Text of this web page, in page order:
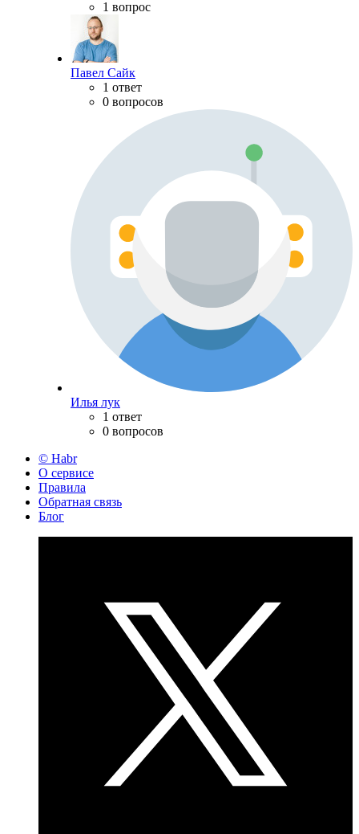
1 вопрос
Павел Сайк
1 ответ
0 вопросов
Илья лук
1 ответ
0 вопросов
© Habr
О сервисе
Правила
Обратная связь
Блог